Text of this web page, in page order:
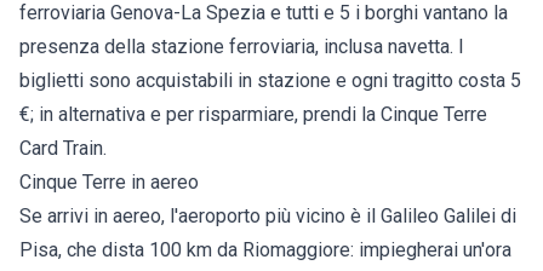
ferroviaria Genova-La Spezia e tutti e 5 i borghi vantano la
presenza della stazione ferroviaria, inclusa navetta. I
biglietti sono acquistabili in stazione e ogni tragitto costa 5
€; in alternativa e per risparmiare, prendi la Cinque Terre
Card Train.
Cinque Terre in aereo
Se arrivi in aereo, l'aeroporto più vicino è il Galileo Galilei di
Pisa, che dista 100 km da Riomaggiore: impiegherai un'ora